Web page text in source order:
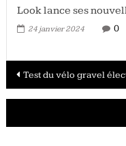
Look lance ses
24 janvier 2024 0
Navigation
des
articles
Test du vélo gravel